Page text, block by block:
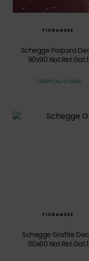
FIORANESE
Schegge Porpora
90x90 Nat.Ret.Gat.1
ZAPYTAJ O CENĘ
SZYBKI PODGLĄD
FIORANESE
Schegge Grafite
60x60 Nat.Ret.Gat.1